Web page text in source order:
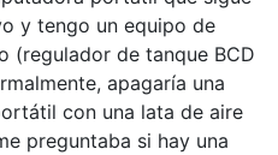
y tengo un equipo de
(regulador de tanque BCD
apagaría una
con una lata de aire
preguntaba si hay una